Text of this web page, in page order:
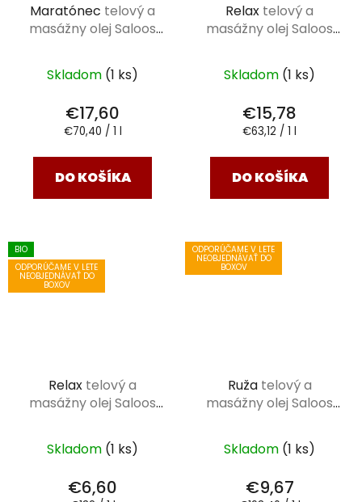
Maratónec telový a
masážny olej Saloos
Skladom (1 ks)
€17,60
Jednotková
€70,40 / 1 l
DO KOŠÍKA
Relax telový a
masážny olej Saloos
Skladom (1 ks)
€15,78
Jednotková
€63,12 / 1 l
DO KOŠÍKA
BIO
ODPORÚČAME V LETE
NEOBJEDNÁVAŤ DO
BOXOV
Relax telový a
masážny olej Saloos
Skladom (1 ks)
€6,60
ODPORÚČAME V LETE
NEOBJEDNÁVAŤ DO
BOXOV
Ruža telový a
masážny olej Saloos
Skladom (1 ks)
€9,67